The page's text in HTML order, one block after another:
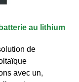
au lithium
de
avec un,